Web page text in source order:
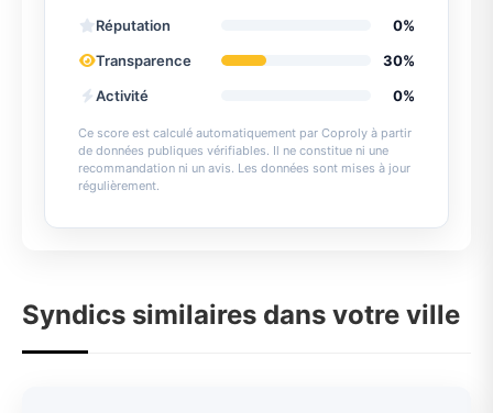
Réputation
0%
Transparence
30%
Activité
0%
Ce score est calculé automatiquement par Coproly à partir
de données publiques vérifiables. Il ne constitue ni une
recommandation ni un avis. Les données sont mises à jour
régulièrement.
Syndics similaires dans votre ville